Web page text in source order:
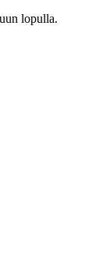
lopulla.